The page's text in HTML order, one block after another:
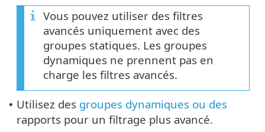
Vous pouvez utiliser des filtres
avancés uniquement avec des
groupes statiques. Les groupes
dynamiques ne prennent pas en
charge les filtres avancés.
• Utilisez des groupes dynamiques ou des
rapports pour un filtrage plus avancé.